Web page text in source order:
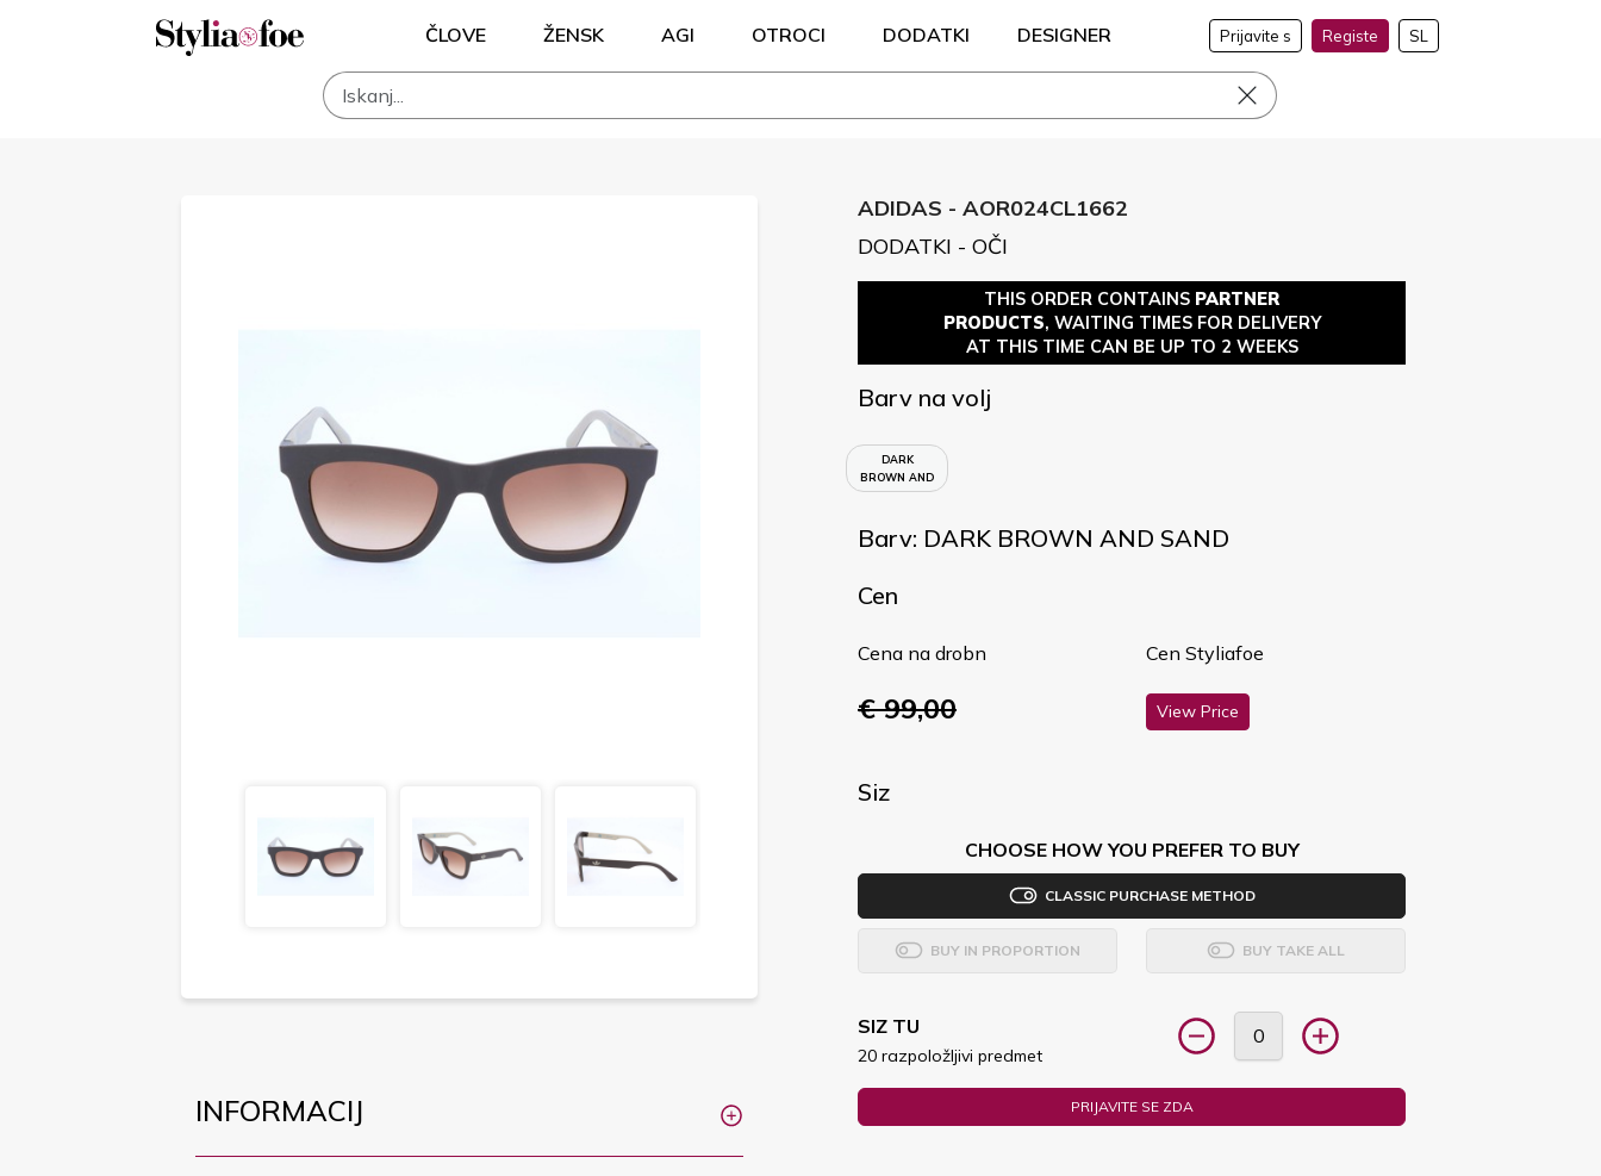
ČLOVE ŽENSK AGI OTROCI DODATKI DESIGNER Prijavite s Registe SL
INFORMACIJ
ADIDAS - AOR024CL1662
DODATKI - OČI
THIS ORDER CONTAINS PARTNER
PRODUCTS, WAITING TIMES FOR DELIVERY
AT THIS TIME CAN BE UP TO 2 WEEKS
Barv na volj
DARK
BROWN AND
SAND
Barv: DARK BROWN AND SAND
Cen
Cena na drobn
€ 99,00
Cen Styliafoe
View Price
Siz
CHOOSE HOW YOU PREFER TO BUY
CLASSIC PURCHASE METHOD
BUY IN PROPORTION BUY TAKE ALL
SIZ TU
20 razpoložljivi predmet
PRIJAVITE SE ZDA